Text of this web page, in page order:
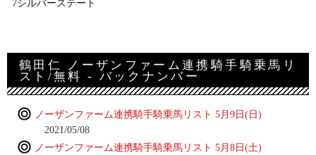
7シルバーステート
鶴田仁 ノーザンファーム連携騎手騎乗馬リ
スト/無料 - バックナンバー
ノーザンファーム連携騎手騎乗馬リスト 5月9日(日)
2021/05/08
ノーザンファーム連携騎手騎乗馬リスト 5月8日(土)